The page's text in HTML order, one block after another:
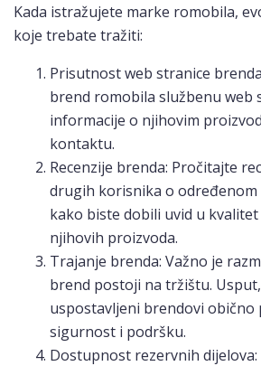
Kada istražujete marke romobila,
koje trebate tražiti:
Prisutnost web stranice
brend romobila službenu web
informacije o njihovim
kontaktu.
Recenzije brenda: Pročitajte
drugih korisnika o
kako biste dobili uvid u
njihovih proizvoda.
Trajanje brenda: Važno je
brend postoji na tržištu.
uspostavljeni brendovi obično
sigurnost i podršku.
Dostupnost rezervnih